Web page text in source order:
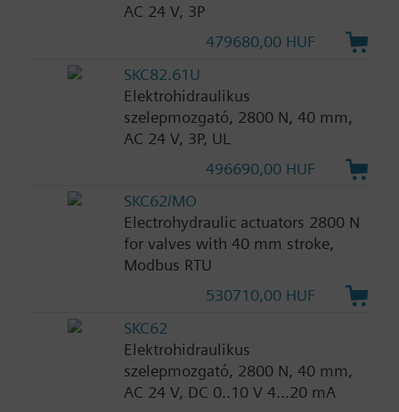
AC 24 V, 3P
479680,00 HUF
SKC82.61U
Elektrohidraulikus
szelepmozgató, 2800 N, 40 mm,
AC 24 V, 3P, UL
496690,00 HUF
SKC62/MO
Electrohydraulic actuators 2800 N
for valves with 40 mm stroke,
Modbus RTU
530710,00 HUF
SKC62
Elektrohidraulikus
szelepmozgató, 2800 N, 40 mm,
AC 24 V, DC 0..10 V 4...20 mA